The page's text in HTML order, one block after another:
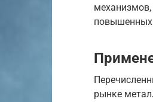
механизмов,
повышенных
рынке